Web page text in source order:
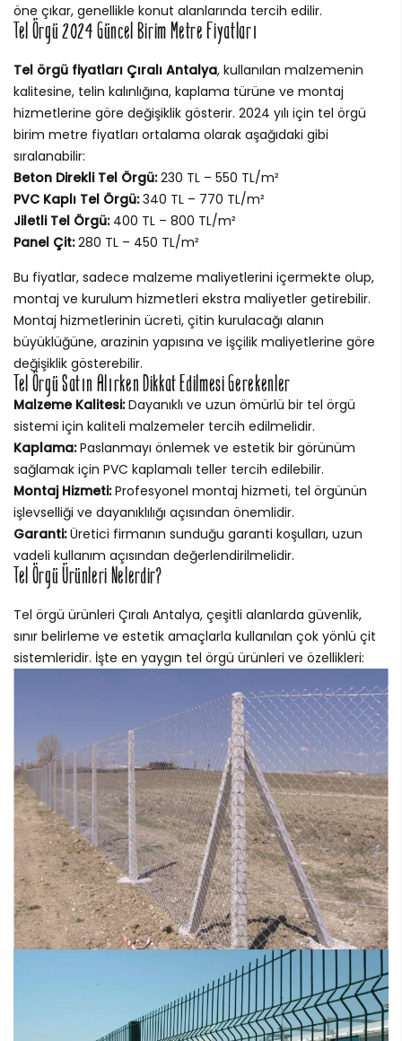
öne çıkar, genellikle konut alanlarında tercih edilir.
Tel Örgü 2024 Güncel Birim Metre Fiyatları
Tel örgü fiyatları Çıralı Antalya, kullanılan malzemenin
kalitesine, telin kalınlığına, kaplama türüne ve montaj
hizmetlerine göre değişiklik gösterir. 2024 yılı için tel örgü
birim metre fiyatları ortalama olarak aşağıdaki gibi
sıralanabilir:
Beton Direkli Tel Örgü:230 TL – 550 TL/m²
PVC Kaplı Tel Örgü:340 TL – 770 TL/m²
Jiletli Tel Örgü:400 TL – 800 TL/m²
Panel Çit:280 TL – 450 TL/m²
Bu fiyatlar, sadece malzeme maliyetlerini içermekte olup,
montaj ve kurulum hizmetleri ekstra maliyetler getirebilir.
Montaj hizmetlerinin ücreti, çitin kurulacağı alanın
büyüklüğüne, arazinin yapısına ve işçilik maliyetlerine göre
değişiklik gösterebilir.
Tel Örgü Satın Alırken Dikkat Edilmesi Gerekenler
Malzeme Kalitesi:Dayanıklı ve uzun ömürlü bir tel örgü
sistemi için kaliteli malzemeler tercih edilmelidir.
Kaplama:Paslanmayı önlemek ve estetik bir görünüm
sağlamak için PVC kaplamalı teller tercih edilebilir.
Montaj Hizmeti:Profesyonel montaj hizmeti, tel örgünün
işlevselliği ve dayanıklılığı açısından önemlidir.
Garanti:Üretici firmanın sunduğu garanti koşulları, uzun
vadeli kullanım açısından değerlendirilmelidir.
Tel Örgü Ürünleri Nelerdir?
Tel örgü ürünleri Çıralı Antalya, çeşitli alanlarda güvenlik,
sınır belirleme ve estetik amaçlarla kullanılan çok yönlü çit
sistemleridir. İşte en yaygın tel örgü ürünleri ve özellikleri: